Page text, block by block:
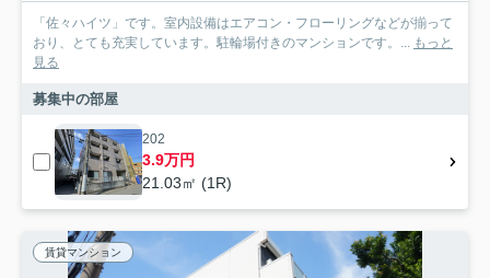
「佐々ハイツ」です。室内設備はエアコン・フローリングなどが揃って
おり、とても充実しています。駐輪場付きのマンションです。... もっと
見る
募集中の部屋
202
3.9万円
21.03㎡ (1R)
賃貸マンション